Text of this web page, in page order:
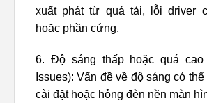
xuất phát từ quá tải, lỗi driver
hoặc phần cứng.
6. Độ sáng thấp hoặc quá cao
Issues): Vấn đề về độ sáng có
cài đặt hoặc hỏng đèn nền màn